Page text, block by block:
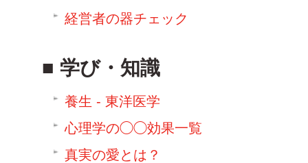
経営者の器チェック
学び・知識
養生 - 東洋医学
心理学の◯◯効果一覧
真実の愛とは？